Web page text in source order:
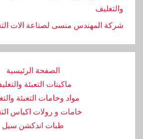
والتغليف
‏شركة المهندس منسى لصناعة الات
الصفحة الرئيسية
ماكينات التعبئة
مواد وخامات التعبئة
خامات و رولات اكياس
طبات اندكشن سيل